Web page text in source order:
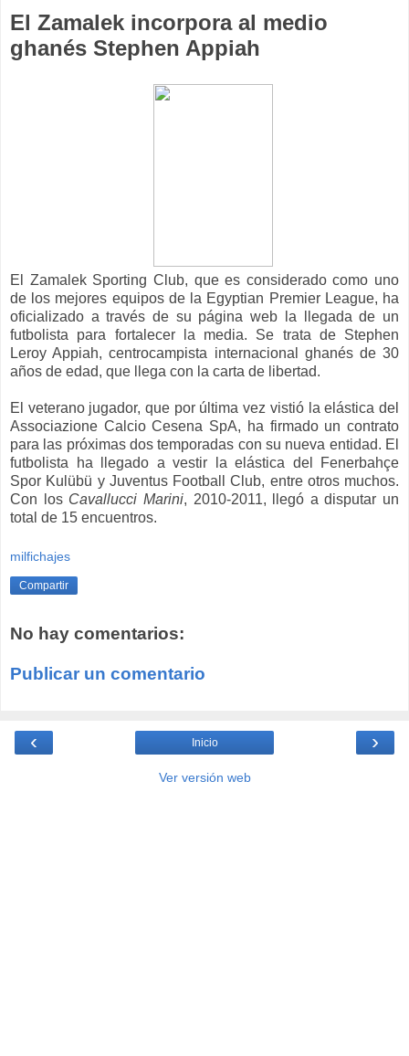
El Zamalek incorpora al medio
ghanés Stephen Appiah
El Zamalek Sporting Club, que es considerado como uno
de los mejores equipos de la Egyptian Premier League, ha
oficializado a través de su página web la llegada de un
futbolista para fortalecer la media. Se trata de Stephen
Leroy Appiah, centrocampista internacional ghanés de 30
años de edad, que llega con la carta de libertad.
El veterano jugador, que por última vez vistió la elástica del
Associazione Calcio Cesena SpA, ha firmado un contrato
para las próximas dos temporadas con su nueva entidad. El
futbolista ha llegado a vestir la elástica del Fenerbahçe
Spor Kulübü y Juventus Football Club, entre otros muchos.
Con los Cavallucci Marini, 2010-2011, llegó a disputar un
total de 15 encuentros.
milfichajes
Compartir
No hay comentarios:
Publicar un comentario
‹ ›
Inicio
Ver versión web